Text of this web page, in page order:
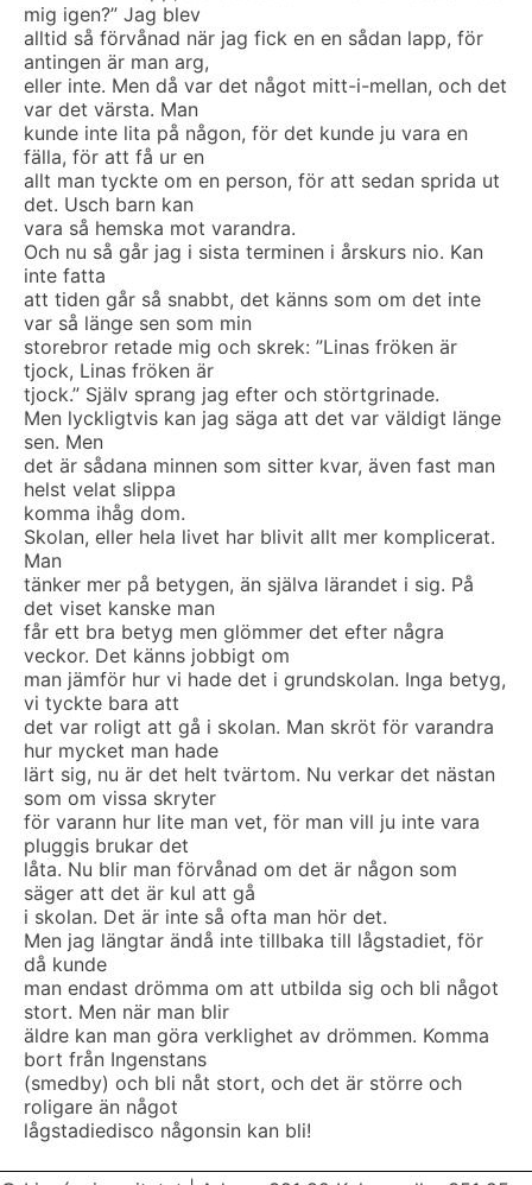
mig igen?” Jag blev
alltid så förvånad när jag fick en en sådan lapp, för
antingen är man arg,
eller inte. Men då var det något mitt-i-mellan, och det
var det värsta. Man
kunde inte lita på någon, för det kunde ju vara en
fälla, för att få ur en
allt man tyckte om en person, för att sedan sprida ut
det. Usch barn kan
vara så hemska mot varandra.
Och nu så går jag i sista terminen i årskurs nio. Kan
inte fatta
att tiden går så snabbt, det känns som om det inte
var så länge sen som min
storebror retade mig och skrek: ”Linas fröken är
tjock, Linas fröken är
tjock.” Själv sprang jag efter och störtgrinade.
Men lyckligtvis kan jag säga att det var väldigt länge
sen. Men
det är sådana minnen som sitter kvar, även fast man
helst velat slippa
komma ihåg dom.
Skolan, eller hela livet har blivit allt mer komplicerat.
Man
tänker mer på betygen, än själva lärandet i sig. På
det viset kanske man
får ett bra betyg men glömmer det efter några
veckor. Det känns jobbigt om
man jämför hur vi hade det i grundskolan. Inga betyg,
vi tyckte bara att
det var roligt att gå i skolan. Man skröt för varandra
hur mycket man hade
lärt sig, nu är det helt tvärtom. Nu verkar det nästan
som om vissa skryter
för varann hur lite man vet, för man vill ju inte vara
pluggis brukar det
låta. Nu blir man förvånad om det är någon som
säger att det är kul att gå
i skolan. Det är inte så ofta man hör det.
Men jag längtar ändå inte tillbaka till lågstadiet, för
då kunde
man endast drömma om att utbilda sig och bli något
stort. Men när man blir
äldre kan man göra verklighet av drömmen. Komma
bort från Ingenstans
(smedby) och bli nåt stort, och det är större och
roligare än något
lågstadiedisco någonsin kan bli!